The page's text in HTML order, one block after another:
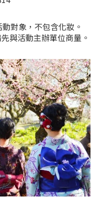
對象，不包含化妝。
與活動主辦單位商量。